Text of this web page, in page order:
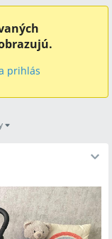
prihlás